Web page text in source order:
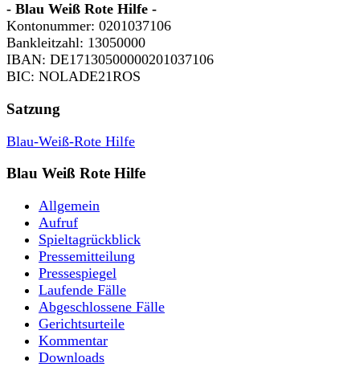
- Blau Weiß Rote Hilfe -
Kontonummer: 0201037106
Bankleitzahl: 13050000
IBAN: DE17130500000201037106
BIC: NOLADE21ROS
Satzung
Blau-Weiß-Rote Hilfe
Blau Weiß Rote Hilfe
Allgemein
Aufruf
Spieltagrückblick
Pressemitteilung
Pressespiegel
Laufende Fälle
Abgeschlossene Fälle
Gerichtsurteile
Kommentar
Downloads